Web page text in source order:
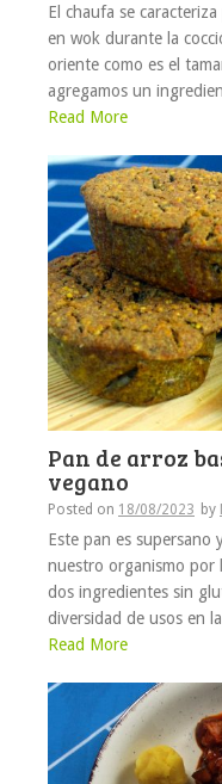
El chaufa se
en wok durante la
oriente como es el
agregamos un
Read More
Pan de arroz
vegano
Posted on 18/08/2023 by
Este pan es supersano
nuestro organismo por
dos ingredientes sin
diversidad de usos en
Read More